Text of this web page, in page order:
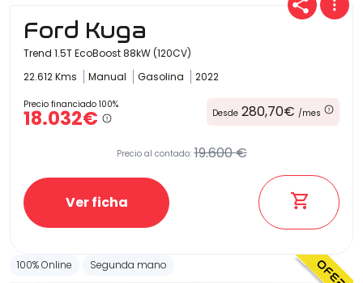
Kilómetros
Combustible
(Elige una o varias opciones)
Etiqueta medioambiental
Potencia
Ford Kuga
Trend 1.5T EcoBoost 88kW (120CV)
22.612 Kms
Manual Gasolina 2022
Precio financiado 100%
18.032€ Desde 280,70€ /mes
Precio al contado: 19.600 €
Ver ficha
100% Online Segunda mano